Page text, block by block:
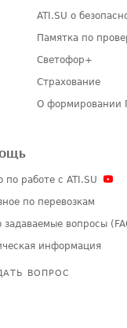
ATI.SU о
Памятка по
Светофор+
Страхование
О формировании
по работе с ATI.SU
по перевозкам
задаваемые вопросы
информация
ВОПРОС